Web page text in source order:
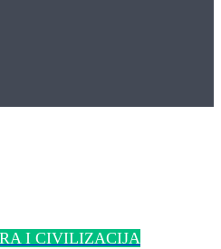
I CIVILIZACIJA